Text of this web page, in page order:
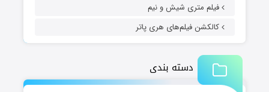
فیلم متری شیش و نیم
کالکشن فیلم‌های هری پاتر
دسته بندی